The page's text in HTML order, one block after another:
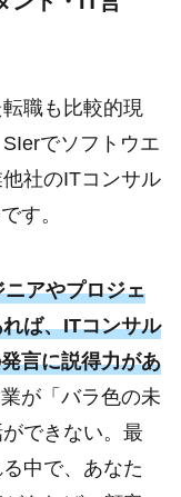
職も比較的現
でソフトウエ
社のITコンサル
す。
アやプロジェ
ば、ITコンサル
言に説得力があ
が「バラ色の未
できない。最
中で、あなた